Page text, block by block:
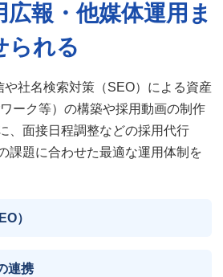
報・他媒体運用ま
られる
社名検索対策（SEO）による資産
ーク等）の構築や採用動画の制作
、面接日程調整などの採用代行
課題に合わせた最適な運用体制を
）
連携